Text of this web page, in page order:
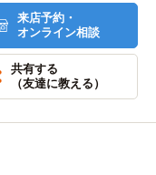
来店予約・
オンライン相談
共有する
（友達に教える）